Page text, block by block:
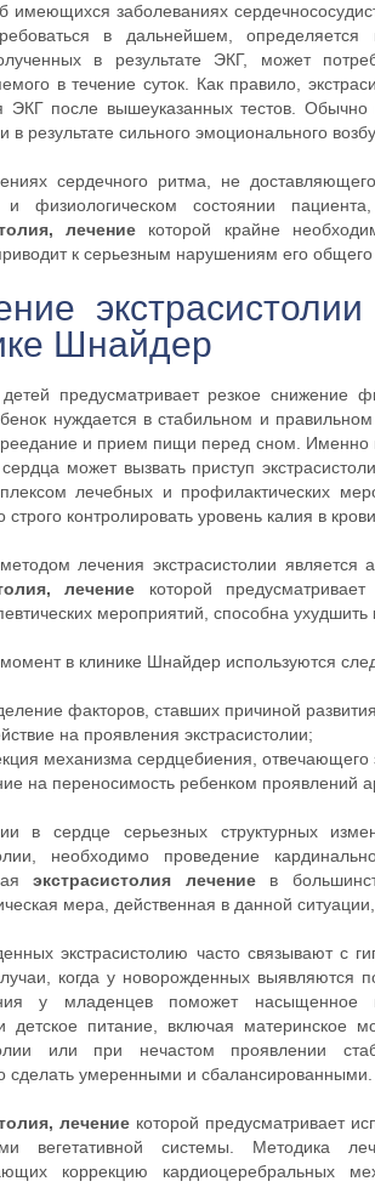
имеющихся заболеваниях
в дальнейшем, определяется
в результате ЭКГ, может
в течение суток. Как правило,
ЭКГ после вышеуказанных тестов. Обычно
в результате сильного эмоционального
сердечного ритма, не
и физиологическом состоянии
лечение которой крайне
к серьезным нарушениям его общего
Шнайдер
предусматривает резкое снижение
нуждается в стабильном и
и прием пищи перед сном.
может вызвать приступ
лечебных и профилактических
строго контролировать уровень калия в
лечения экстрасистолии является
лечение которой
мероприятий, способна ухудшить
в клинике Шнайдер используются
факторов, ставших причиной
на проявления экстрасистолии;
механизма сердцебиения, отвечающего
на переносимость ребенком проявлений
в сердце серьезных структурных
необходимо проведение
экстрасистолия лечениев
мера, действенная в данной
экстрасистолию часто связывают с
когда у новорожденных выявляются
у младенцев поможет
детское питание, включая
или при нечастом проявлении
сделать умеренными и сбалансированными.
лечениекоторой предусматривает
вегетативной системы. Методика
коррекцию кардиоцеребральных